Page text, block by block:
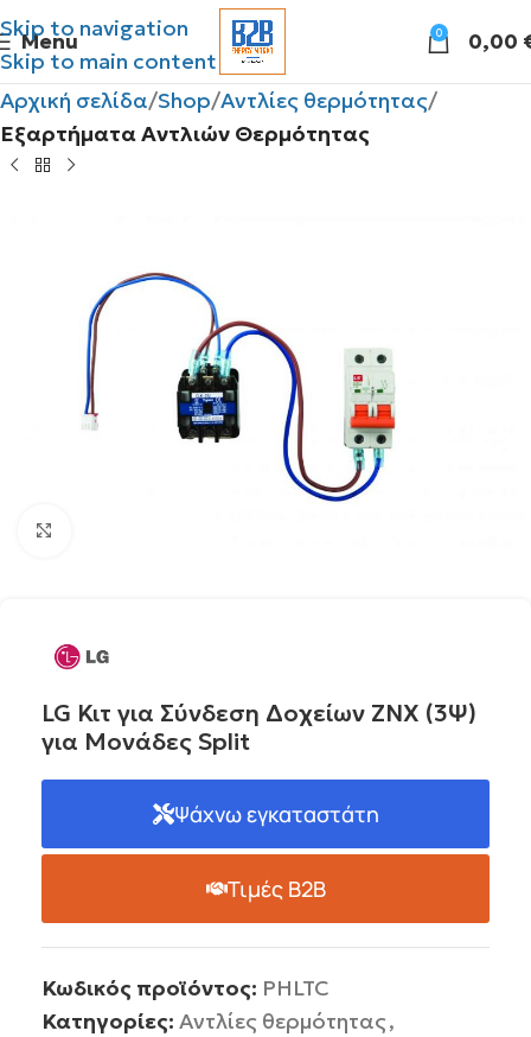
Skip to navigation
Skip to main content
Menu 0 0,00
Αρχική σελίδα Shop Αντλίες θερμότητας
Εξαρτήματα Αντλιών Θερμότητας
LG Κιτ για Σύνδεση Δοχείων ΖΝΧ (3Ψ)
για Μονάδες Split
Ψάχνω εγκαταστάτη
Τιμές B2B
Κωδικός προϊόντος: PHLTC
Κατηγορίες: Αντλίες θερμότητας,